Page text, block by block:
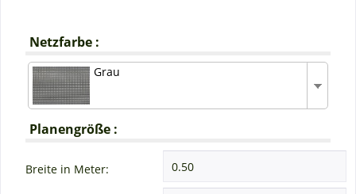
Netzfarbe :
Grau
Planengröße :
Breite in Meter: